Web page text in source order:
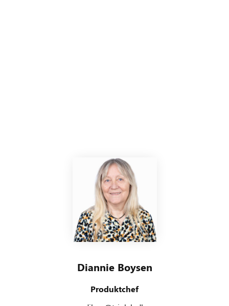
Diannie Boysen
Produktchef